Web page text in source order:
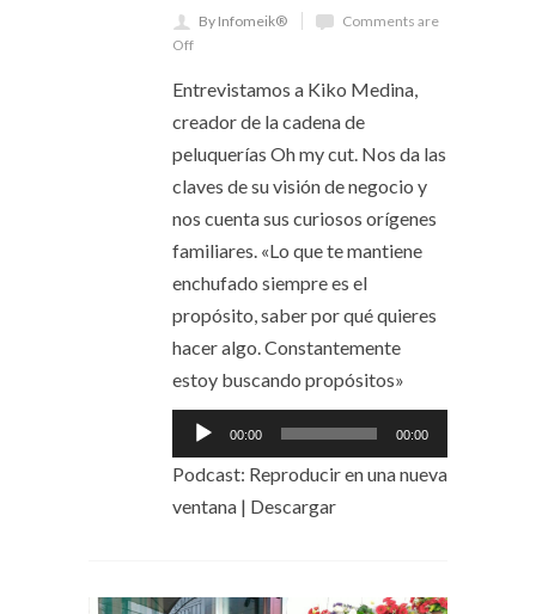
By Infomeik®
Comments are
Off
Entrevistamos a Kiko Medina,
creador de la cadena de
peluquerías Oh my cut. Nos da las
claves de su visión de negocio y
nos cuenta sus curiosos orígenes
familiares. «Lo que te mantiene
enchufado siempre es el
propósito, saber por qué quieres
hacer algo. Constantemente
estoy buscando propósitos»
Reproductor
de
audio
00:00 00:00
Podcast: Reproducir en una nueva
ventana | Descargar